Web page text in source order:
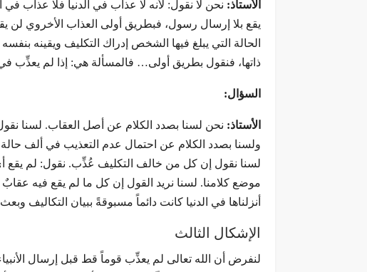
الأستاذ: نحن لا نقول: لأنه لا عذاب في الدنيا فلا عذاب
يقع بلا إرسال رسول، فبطريق أولى العذاب الأخروي
الحالة التي يبلغ فيها الشخص إدراك التكليف ويقينه
ذاتها، فنقول بطريق أولى… فالمسألة هي: إذا لم يعذِّب
السؤال:
الأستاذ: نحن لسنا بصدد الكلام عن أصل العقاب. لسنا
ولسنا بصدد الكلام عن احتمال عدم التعذيب في ألف
لسنا نقول إن كل من خالف التكليف عُذِّب. نقول: لم يقع
موضع كلامنا. لسنا نريد القول إن كل ما لم يقع فيه عقابٌ
أنزلناها في الدنيا كانت دائماً مسبوقةً ببيان التكاليف
الإشكال الثالث
لنفرض أن الله تعالى لم يعذِّب قوماً قط قبل إرسال